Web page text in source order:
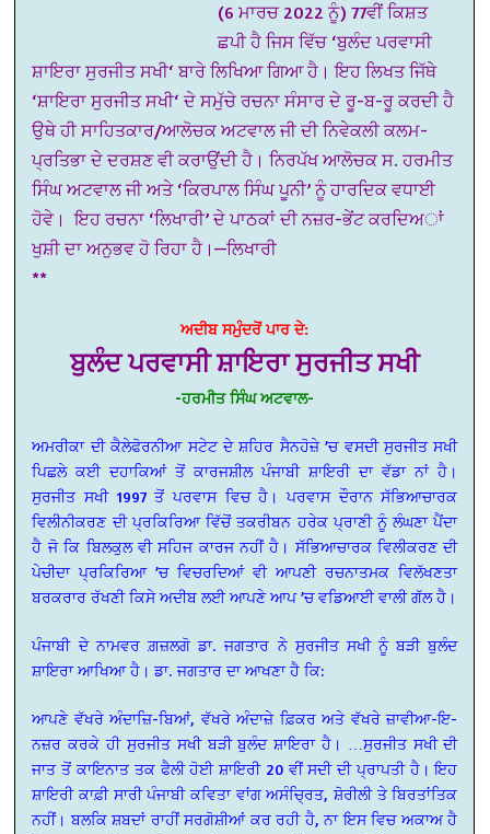
(6 ਮਾਰਚ 2022 ਨੂੰ) 77ਵੀਂ ਕਿਸ਼ਤ
ਛਪੀ ਹੈ ਜਿਸ ਵਿੱਚ ‘ਬੁਲੰਦ ਪਰਵਾਸੀ
ਸ਼ਾਇਰਾ ਸੁਰਜੀਤ ਸਖੀ‘ ਬਾਰੇ ਲਿਖਿਆ ਗਿਆ ਹੈ। ਇਹ ਲਿਖਤ ਜਿੱਥੇ
‘ਸ਼ਾਇਰਾ ਸੁਰਜੀਤ ਸਖੀ‘ ਦੇ ਸਮੁੱਚੇ ਰਚਨਾ ਸੰਸਾਰ ਦੇ ਰੂ-ਬ-ਰੂ ਕਰਦੀ ਹੈ
ਉਥੇ ਹੀ ਸਾਹਿਤਕਾਰ/ਆਲੋਚਕ ਅਟਵਾਲ ਜੀ ਦੀ ਨਿਵੇਕਲੀ ਕਲਮ-
ਪ੍ਰਤਿਭਾ ਦੇ ਦਰਸ਼ਣ ਵੀ ਕਰਾਉਂਦੀ ਹੈ। ਨਿਰਪੱਖ ਆਲੋਚਕ ਸ. ਹਰਮੀਤ
ਸਿੰਘ ਅਟਵਾਲ ਜੀ ਅਤੇ ‘ਕਿਰਪਾਲ ਸਿੰਘ ਪੂਨੀ’ ਨੂੰ ਹਾਰਦਿਕ ਵਧਾਈ
ਹੋਵੇ। ਇਹ ਰਚਨਾ ‘ਲਿਖਾਰੀ’ ਦੇ ਪਾਠਕਾਂ ਦੀ ਨਜ਼ਰ-ਭੇਂਟ ਕਰਦਿਅਾਂ
ਖੁਸ਼ੀ ਦਾ ਅਨੁਭਵ ਹੋ ਰਿਹਾ ਹੈ।—ਲਿਖਾਰੀ
**
ਅਦੀਬ ਸਮੁੰਦਰੋਂ ਪਾਰ ਦੇ:
ਬੁਲੰਦ ਪਰਵਾਸੀ ਸ਼ਾਇਰਾ ਸੁਰਜੀਤ ਸਖੀ
-ਹਰਮੀਤ ਸਿੰਘ ਅਟਵਾਲ-
ਅਮਰੀਕਾ ਦੀ ਕੈਲੇਫੋਰਨੀਆ ਸਟੇਟ ਦੇ ਸ਼ਹਿਰ ਸੈਨਹੋਜ਼ੇ ’ਚ ਵਸਦੀ ਸੁਰਜੀਤ ਸਖੀ
ਪਿਛਲੇ ਕਈ ਦਹਾਕਿਆਂ ਤੋਂ ਕਾਰਜਸ਼ੀਲ ਪੰਜਾਬੀ ਸ਼ਾਇਰੀ ਦਾ ਵੱਡਾ ਨਾਂ ਹੈ।
ਸੁਰਜੀਤ ਸਖੀ 1997 ਤੋਂ ਪਰਵਾਸ ਵਿਚ ਹੈ। ਪਰਵਾਸ ਦੌਰਾਨ ਸੱਭਿਆਚਾਰਕ
ਵਿਲੀਨੀਕਰਣ ਦੀ ਪ੍ਰਕਿਰਿਆ ਵਿੱਚੋਂ ਤਕਰੀਬਨ ਹਰੇਕ ਪ੍ਰਾਣੀ ਨੂੰ ਲੰਘਣਾ ਪੈਂਦਾ
ਹੈ ਜੋ ਕਿ ਬਿਲਕੁਲ ਵੀ ਸਹਿਜ ਕਾਰਜ ਨਹੀਂ ਹੈ। ਸੱਭਿਆਚਾਰਕ ਵਿਲੀਕਰਣ ਦੀ
ਪੇਚੀਦਾ ਪ੍ਰਕਿਰਿਆ ’ਚ ਵਿਚਰਦਿਆਂ ਵੀ ਆਪਣੀ ਰਚਨਾਤਮਕ ਵਿਲੱਖਣਤਾ
ਬਰਕਰਾਰ ਰੱਖਣੀ ਕਿਸੇ ਅਦੀਬ ਲਈ ਆਪਣੇ ਆਪ ’ਚ ਵਡਿਆਈ ਵਾਲੀ ਗੱਲ ਹੈ।
ਪੰਜਾਬੀ ਦੇ ਨਾਮਵਰ ਗ਼ਜ਼ਲਗੋ ਡਾ. ਜਗਤਾਰ ਨੇ ਸੁਰਜੀਤ ਸਖੀ ਨੂੰ ਬੜੀ ਬੁਲੰਦ
ਸ਼ਾਇਰਾ ਆਖਿਆ ਹੈ। ਡਾ. ਜਗਤਾਰ ਦਾ ਆਖਣਾ ਹੈ ਕਿ:
ਆਪਣੇ ਵੱਖਰੇ ਅੰਦਾਜ਼ਿ-ਬਿਆਂ, ਵੱਖਰੇ ਅੰਦਾਜ਼ੇ ਫ਼ਿਕਰ ਅਤੇ ਵੱਖਰੇ ਜ਼ਾਵੀਆ-ਇ-
ਨਜ਼ਰ ਕਰਕੇ ਹੀ ਸੁਰਜੀਤ ਸਖੀ ਬੜੀ ਬੁਲੰਦ ਸ਼ਾਇਰਾ ਹੈ। …ਸੁਰਜੀਤ ਸਖੀ ਦੀ
ਜਾਤ ਤੋਂ ਕਾਇਨਾਤ ਤਕ ਫੈਲੀ ਹੋਈ ਸ਼ਾਇਰੀ 20 ਵੀਂ ਸਦੀ ਦੀ ਪ੍ਰਾਪਤੀ ਹੈ। ਇਹ
ਸ਼ਾਇਰੀ ਕਾਫ਼ੀ ਸਾਰੀ ਪੰਜਾਬੀ ਕਵਿਤਾ ਵਾਂਗ ਅਸੰਚਿ੍ਰਤ, ਸ਼ੋਰੀਲੀ ਤੇ ਬਿਰਤਾਂਤਿਕ
ਨਹੀਂ। ਬਲਕਿ ਸ਼ਬਦਾਂ ਰਾਹੀਂ ਸਰਗੋਸ਼ੀਆਂ ਕਰ ਰਹੀ ਹੈ, ਨਾ ਇਸ ਵਿਚ ਅਕਾਅ ਹੈ